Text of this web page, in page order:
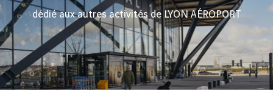
dédié aux autres activités de LYON AÉROPORT